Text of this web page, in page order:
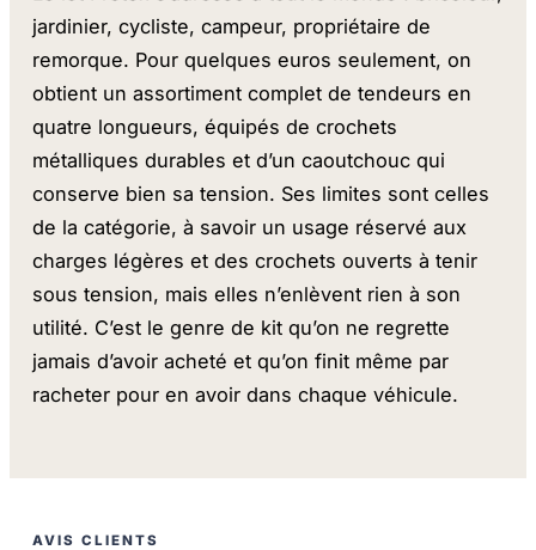
jardinier, cycliste, campeur, propriétaire de
remorque. Pour quelques euros seulement, on
obtient un assortiment complet de tendeurs en
quatre longueurs, équipés de crochets
métalliques durables et d’un caoutchouc qui
conserve bien sa tension. Ses limites sont celles
de la catégorie, à savoir un usage réservé aux
charges légères et des crochets ouverts à tenir
sous tension, mais elles n’enlèvent rien à son
utilité. C’est le genre de kit qu’on ne regrette
jamais d’avoir acheté et qu’on finit même par
racheter pour en avoir dans chaque véhicule.
AVIS CLIENTS